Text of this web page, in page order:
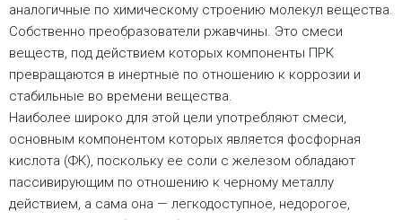
аналогичные по химическому строению молекул вещества.
Собственно преобразователи ржавчины. Это смеси
веществ, под действием которых компоненты ПРК
превращаются в инертные по отношению к коррозии и
стабильные во времени вещества.
Наиболее широко для этой цели употребляют смеси,
основным компонентом которых является фосфорная
кислота (ФК), поскольку ее соли с железом обладают
пассивирующим по отношению к черному металлу
действием, а сама она — легкодоступное, недорогое,